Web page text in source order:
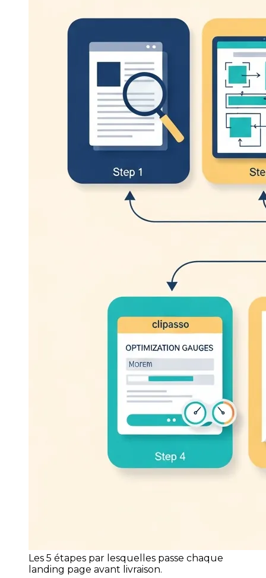
Les 5 étapes par lesquelles passe chaque
landing page avant livraison.